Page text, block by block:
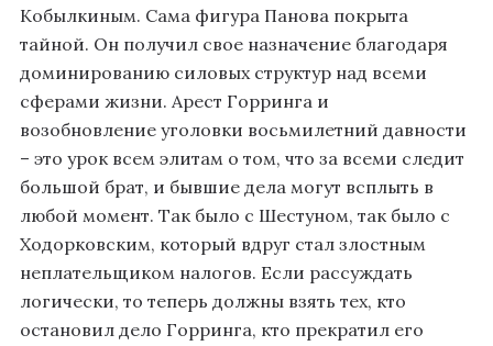
Кобылкиным. Сама фигура Панова покрыта
тайной. Он получил свое назначение благодаря
доминированию силовых структур над всеми
сферами жизни. Арест Горринга и
возобновление уголовки восьмилетний давности
– это урок всем элитам о том, что за всеми следит
большой брат, и бывшие дела могут всплыть в
любой момент. Так было с Шестуном, так было с
Ходорковским, который вдруг стал злостным
неплательщиком налогов. Если рассуждать
логически, то теперь должны взять тех, кто
остановил дело Горринга, кто прекратил его